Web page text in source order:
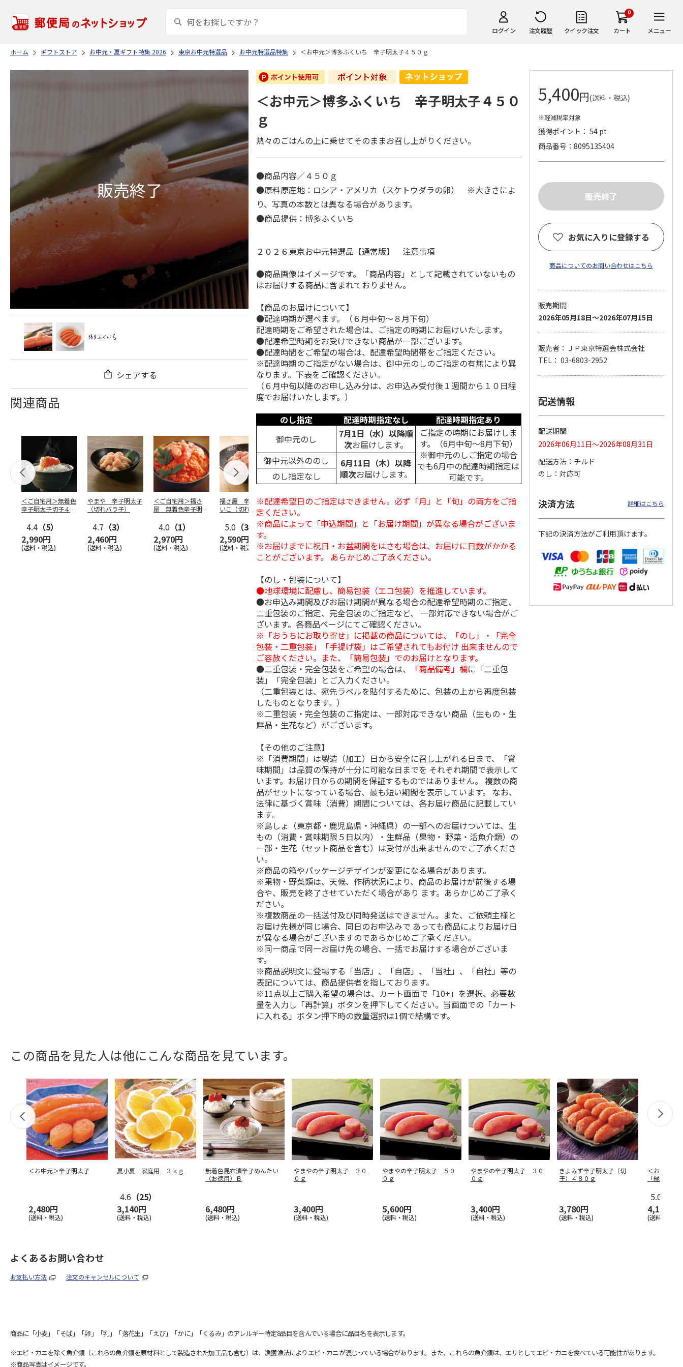
ログイン 注文履歴 クイック注文
0
カート メニュー
ホーム ギフトストア お中元・夏ギフト特集 2026 東京お中元特選品 お中元特選品特集 ＜お中元＞博多ふくいち 辛子明太子４５０ｇ
シェアする
関連商品
＜ご自宅用＞無着色
辛子明太子切子４６
4.4 （5）
2,990円
(送料・税込)
やまや 辛子明太子
（切れバラ子）
4.7 （3）
2,460円
(送料・税込)
＜ご自宅用＞福さ
屋 無着色辛子明太
4.0 （1）
2,970円
(送料・税込)
福さ屋 辛子めんた
いこ（切れバラ子）
5.0 （3）
2,590円
(送料・税込)
＜お中元＞やまや無
着色辛子明太子Ａ
3,240円
(送料・税込)
＜お中元＞辛子明太
2,480円
(送料・税込)
＜お中元＞保存に便
5.0（2）
(送料・税込)
＜お中元＞博多ふく
5.0 （1）
2,980円
(送料・税込)
【冷凍】北海道産い
くら醤油漬け 100ｇ
（鮭工房・サーモ
2,150円
福さ屋 辛子明太子
（切れバラ子）・た
らこ（切れ子）
2,590円
(送料・税込)
＜お中元＞博多ふくいち 辛子明太子４５０
ｇ
熱々のごはんの上に乗せてそのままお召し上がりください。
●商品内容／４５０ｇ
●原料原産地：ロシア・アメリカ（スケトウダラの卵） ※大きさによ
り、写真の本数とは異なる場合があります。
●商品提供：博多ふくいち
２０２６東京お中元特選品【通常版】 注意事項
●商品画像はイメージです。「商品内容」として記載されていないもの
はお届けする商品に含まれておりません。
【商品のお届けについて】
●配達時期が選べます。（６月中旬～８月下旬）
配達時期をご希望された場合は、ご指定の時期にお届けいたします。
●配達希望時期をお受けできない商品が一部ございます。
●配達時間をご希望の場合は、配達希望時間帯をご指定ください。
※配達時期のご指定がない場合は、御中元のしのご指定の有無により異
なります。下表をご確認ください。
（６月中旬以降のお申し込み分は、お申込み受付後１週間から１０日程
度でお届けいたします。）
のし指定
配達時期指定なし
配達時期指定あり
御中元のし
7月1日（水）以降順
次お届けします。
ご指定の時期にお届けしま
す。（6月中旬～8月下旬）
※御中元のしご指定の場合
でも6月中の配達時期指定は
可能です。
御中元以外ののし
6月11日（木）以降
順次お届けします。
のし指定なし
※配達希望日のご指定はできません。必ず「月」と「旬」の両方をご指
定ください。
※商品によって「申込期間」と「お届け期間」が異なる場合がございま
す。
※お届けまでに祝日・お盆期間をはさむ場合は、お届けに日数がかかる
ことがございます。 あらかじめご了承ください。
【のし・包装について】
●地球環境に配慮し、簡易包装（エコ包装）を推進しています。
●お申込み期間及びお届け期間が異なる場合の配達希望時期のご指定、
二重包装のご指定、完全包装のご指定など、 一部対応できない場合がご
ざいます。各商品ページにてご確認ください。
※「おうちにお取り寄せ」に掲載の商品については、「のし」・「完全
包装・二重包装」「手提げ袋」はご希望されてもお付け 出来ませんので
ご容赦ください。また、「簡易包装」でのお届けとなります。
●二重包装・完全包装をご希望の場合は、
「商品備考」欄に「二重包
装」「完全包装」とご入力ください。
（二重包装とは、宛先ラベルを貼付するために、包装の上から再度包装
したものとなります。）
※二重包装・完全包装のご指定は、一部対応できない商品（生もの・生
鮮品・生花など）がございます。
【その他のご注意】
※「消費期間」は製造（加工）日から安全に召し上がれる日まで、「賞
味期間」は品質の保持が十分に可能な日までを それぞれ期間で表示して
います。お届け日からの期間を保証するものではありません。 複数の商
品がセットになっている場合、最も短い期間を表示しています。 なお、
法律に基づく賞味（消費）期間については、各お届け商品に記載してい
ます。
※島しょ（東京都・鹿児島県・沖縄県）の一部へのお届けついては、生
もの（消費・賞味期限５日以内）・生鮮品（果物・ 野菜・活魚介類）の
一部・生花（セット商品を含む）は受付が出来ませんのでご了承くださ
い。
※商品の箱やパッケージデザインが変更になる場合があります。
※果物・野菜類は、天候、作柄状況により、商品のお届けが前後する場
合や、販売を終了させていただく場合があり ます。あらかじめご了承く
ださい。
※複数商品の一括送付及び同時発送はできません。また、ご依頼主様と
お届け先様が同じ場合、同日のお申込みで あっても商品によりお届け日
が異なる場合がございますのであらかじめご了承ください。
※同一商品で同一お届け先の場合、一括でお届けする場合がございま
す。
※商品説明文に登場する「当店」、「自店」、「当社」、「自社」等の
表記については、商品提供者を指しております。
※11点以上ご購入希望の場合は、カート画面で「10+」を選択、必要数
量を入力し「再計算」ボタンを押下してください。当画面での「カート
に入れる」ボタン押下時の数量選択は1個で結構です。
5,400円(送料・税込)
※軽減税率対象
獲得ポイント： 54 pt
商品番号
8095135404
お気に入りに登録する
商品についてのお問い合わせはこちら
販売期間
2026年05月18日～2026年07月15日
販売者：ＪＰ東京特選会株式会社
TEL： 03-6803-2952
配送情報
配送期間
2026年06月11日～2026年08月31日
配送方法
チルド
のし
対応可
決済方法 詳細はこちら
下記の決済方法がご利用頂けます。
この商品を見た人は他にこんな商品を見ています。
＜お中元＞辛子明太子
2,480円
(送料・税込)
夏小夏 家庭用 ３ｋｇ
4.6 （25）
3,140円
(送料・税込)
無着色昆布漬辛子めんたい
（お徳用）Ｂ
6,480円
(送料・税込)
やまやの辛子明太子 ３０
０ｇ
3,400円
(送料・税込)
やまやの辛子明太子 ５０
０ｇ
5,600円
(送料・税込)
やまやの辛子明太子 ３０
０ｇ
3,400円
(送料・税込)
きよみず辛子明太子（切
子）４８０ｇ
3,780円
(送料・税込)
＜お中元＞
「縁」
5.0
4,180円
(送料・税込)
よくあるお問い合わせ
お支払い方法 注文のキャンセルについて
商品に「小麦」「そば」「卵」「乳」「落花生」「えび」「かに」「くるみ」のアレルギー特定8品目を含んでいる場合に品目名を表示します。
※エビ・カニを除く魚介類（これらの魚介類を原材料として製造された加工品も含む）は、漁獲漁法によりエビ・カニが混じっている場合があります。また、これらの魚介類は、エサとしてエビ・カニを食べている可能性があります。
※商品写真はイメージです。